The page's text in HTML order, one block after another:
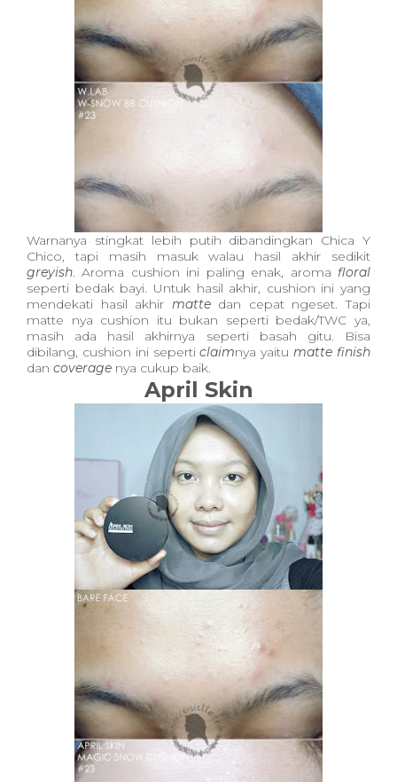
Warnanya stingkat lebih putih dibandingkan Chica Y
Chico, tapi masih masuk walau hasil akhir sedikit
greyish. Aroma cushion ini paling enak, aroma floral
seperti bedak bayi. Untuk hasil akhir, cushion ini yang
mendekati hasil akhir mattedan cepat ngeset. Tapi
matte nya cushion itu bukan seperti bedak/TWC ya,
masih ada hasil akhirnya seperti basah gitu. Bisa
dibilang, cushion ini seperticlaimnya yaitumatte finish
dan coverage nya cukup baik.
April Skin